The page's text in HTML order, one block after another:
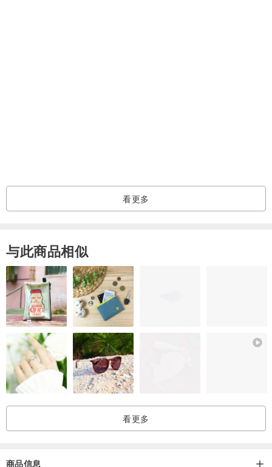
如有灰尘请用干布擦拭，或用水冲洗后干布擦干。请不要放在阳光直
射处以免加快变黄喔。
作需要不疾不徐才有完美的作品，有急用可以挑选现货商品喔。
★每一件作品都是艺术家手工制作，所以会有手作感，也许没有那么
完美(可能会有不可避免的微小气泡之类的痕迹)但因为每件都是诚心
制作，独一无二的精致作品，非常适合送礼或是自藏。
★订制可以先聊聊询问沟通，由于纯手工制作，即使订作不可能一模
一样喔，会有微小差异，如果原材料缺货，会用相近材料取代，但会
尽力做到近似款，如果差异很大会事先告知。
看更多
与此商品相似
看更多
商品信息